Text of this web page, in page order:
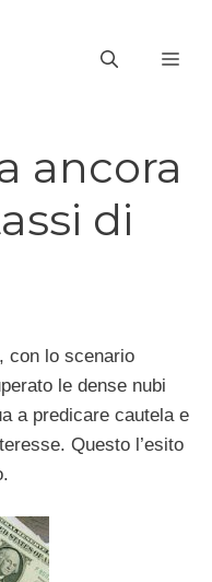
ancora
di
con lo scenario
le dense nubi
a predicare cautela e
Questo l’esito